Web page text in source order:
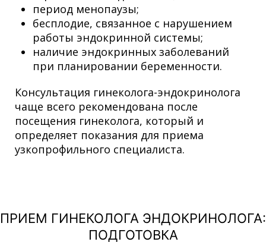
период менопаузы;
бесплодие, связанное с нарушением
работы эндокринной системы;
наличие эндокринных заболеваний
при планировании беременности.
Консультация гинеколога-эндокринолога
чаще всего рекомендована после
посещения гинеколога, который и
определяет показания для приема
узкопрофильного специалиста.
ПРИЕМ ГИНЕКОЛОГА ЭНДОКРИНОЛОГА:
ПОДГОТОВКА